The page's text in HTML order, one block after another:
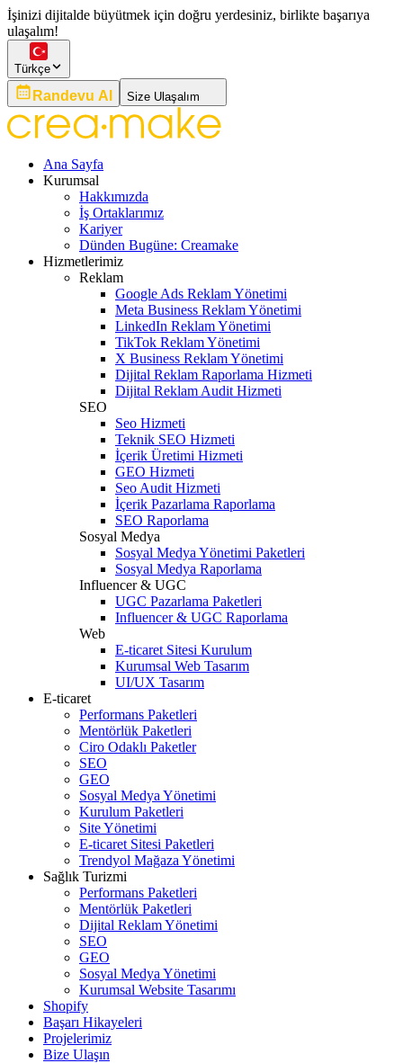
İşinizi dijitalde büyütmek için doğru yerdesiniz, birlikte başarıya
ulaşalım!
Türkçe
Randevu Al Size Ulaşalım
Ana Sayfa
Kurumsal
Hakkımızda
İş Ortaklarımız
Kariyer
Dünden Bugüne: Creamake
Hizmetlerimiz
Reklam
Google Ads Reklam Yönetimi
Meta Business Reklam Yönetimi
LinkedIn Reklam Yönetimi
TikTok Reklam Yönetimi
X Business Reklam Yönetimi
Dijital Reklam Raporlama Hizmeti
Dijital Reklam Audit Hizmeti
SEO
Seo Hizmeti
Teknik SEO Hizmeti
İçerik Üretimi Hizmeti
GEO Hizmeti
Seo Audit Hizmeti
İçerik Pazarlama Raporlama
SEO Raporlama
Sosyal Medya
Sosyal Medya Yönetimi Paketleri
Sosyal Medya Raporlama
Influencer & UGC
UGC Pazarlama Paketleri
Influencer & UGC Raporlama
Web
E-ticaret Sitesi Kurulum
Kurumsal Web Tasarım
UI/UX Tasarım
E-ticaret
Performans Paketleri
Mentörlük Paketleri
Ciro Odaklı Paketler
SEO
GEO
Sosyal Medya Yönetimi
Kurulum Paketleri
Site Yönetimi
E-ticaret Sitesi Paketleri
Trendyol Mağaza Yönetimi
Sağlık Turizmi
Performans Paketleri
Mentörlük Paketleri
Dijital Reklam Yönetimi
SEO
GEO
Sosyal Medya Yönetimi
Kurumsal Website Tasarımı
Shopify
Başarı Hikayeleri
Projelerimiz
Bize Ulaşın